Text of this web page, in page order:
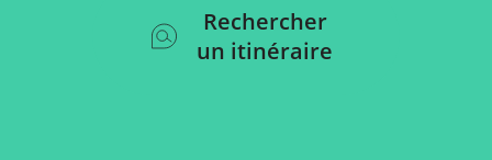
Rechercher
un itinéraire